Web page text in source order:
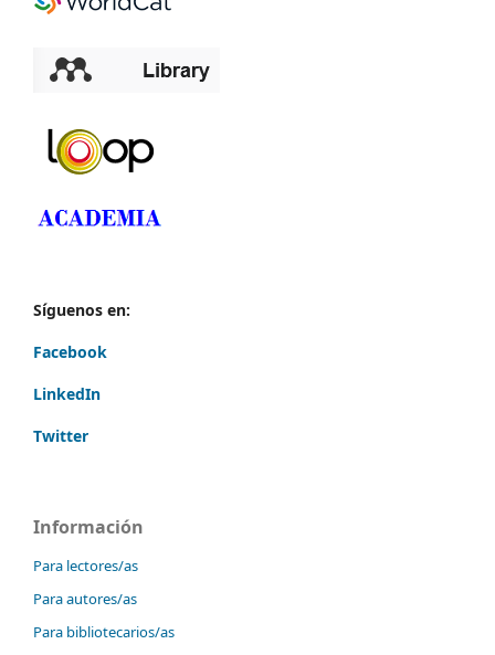
Síguenos en:
Facebook
LinkedIn
Twitter
Información
Para lectores/as
Para autores/as
Para bibliotecarios/as